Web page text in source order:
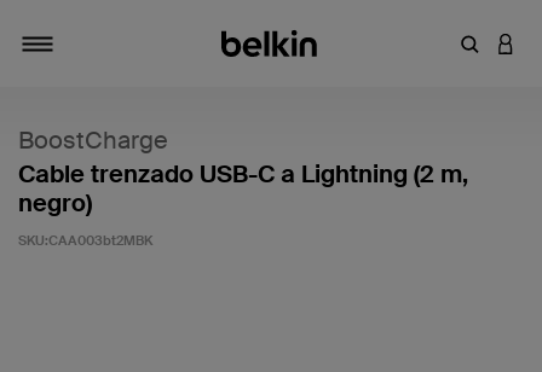
BoostCharge
Cable trenzado USB-C a Lightning (2 m,
negro)
SKU:CAA003bt2MBK